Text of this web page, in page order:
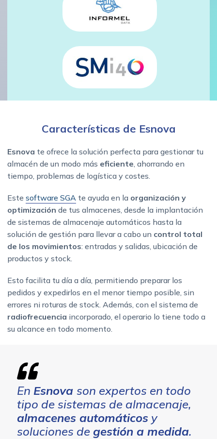
Características de Esnova
Esnova te ofrece la solución perfecta para gestionar tu
almacén de un modo más eficiente , ahorrando en
tiempo, problemas de logística y costes.
Este software SGA te ayuda en la organización y
optimización de tus almacenes, desde la implantación
de sistemas de almacenaje automáticos hasta la
solución de gestión para llevar a cabo un control total
de los movimientos: entradas y salidas, ubicación de
productos y stock.
Esto facilita tu día a día, permitiendo preparar los
pedidos y expedirlos en el menor tiempo posible, sin
errores ni roturas de stock. Además, con el sistema de
radiofrecuencia incorporado, el operario lo tiene todo a
su alcance en todo momento.
En Esnova son expertos en todo
tipo de sistemas de almacenaje,
almacenes automáticos y
soluciones de gestión a medida.